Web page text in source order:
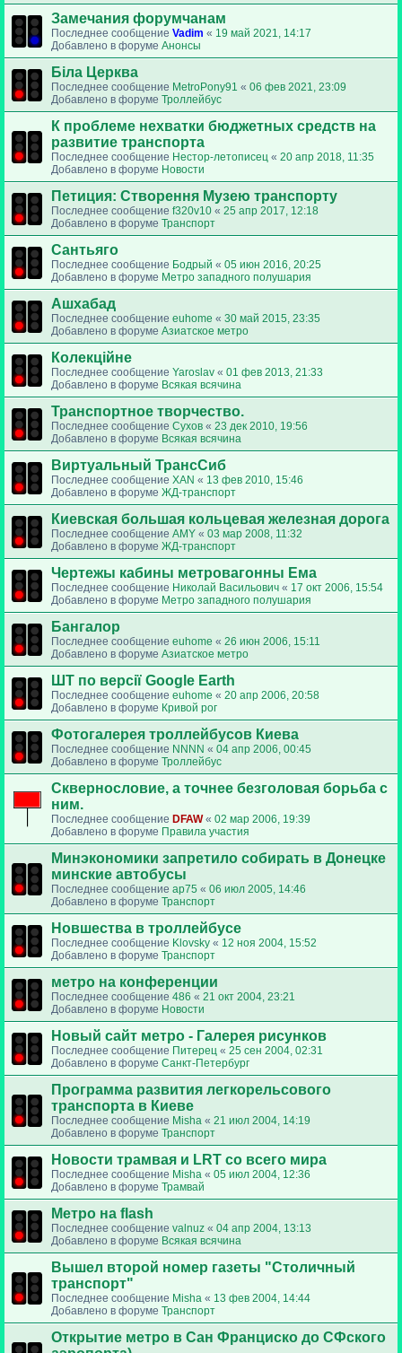
Замечания форумчанам
Последнее сообщение Vadim « 19 май 2021, 14:17
Добавлено в форуме Анонсы
Біла Церква
Последнее сообщение MetroPony91 « 06 фев 2021, 23:09
Добавлено в форуме Троллейбус
К проблеме нехватки бюджетных средств на
развитие транспорта
Последнее сообщение Нестор-летописец « 20 апр 2018, 11:35
Добавлено в форуме Новости
Петиция: Cтворення Музею транспорту
Последнее сообщение f320v10 « 25 апр 2017, 12:18
Добавлено в форуме Транспорт
Сантьяго
Последнее сообщение Бодрый « 05 июн 2016, 20:25
Добавлено в форуме Метро западного полушария
Ашхабад
Последнее сообщение euhome « 30 май 2015, 23:35
Добавлено в форуме Азиатское метро
Колекційне
Последнее сообщение Yaroslav « 01 фев 2013, 21:33
Добавлено в форуме Всякая всячина
Транспортное творчество.
Последнее сообщение Сухов « 23 дек 2010, 19:56
Добавлено в форуме Всякая всячина
Виртуальный ТрансСиб
Последнее сообщение XAN « 13 фев 2010, 15:46
Добавлено в форуме ЖД-транспорт
Киевская большая кольцевая железная дорога
Последнее сообщение AMY « 03 мар 2008, 11:32
Добавлено в форуме ЖД-транспорт
Чертежы кабины метровагонны Ема
Последнее сообщение Николай Васильович « 17 окт 2006, 15:54
Добавлено в форуме Метро западного полушария
Бангалор
Последнее сообщение euhome « 26 июн 2006, 15:11
Добавлено в форуме Азиатское метро
ШТ по версії Google Earth
Последнее сообщение euhome « 20 апр 2006, 20:58
Добавлено в форуме Кривой рог
Фотогалерея троллейбусов Киева
Последнее сообщение NNNN « 04 апр 2006, 00:45
Добавлено в форуме Троллейбус
Сквернословие, а точнее безголовая борьба с
ним.
Последнее сообщение DFAW« 02 мар 2006, 19:39
Добавлено в форуме Правила участия
Минэкономики запретило собирать в Донецке
минские автобусы
Последнее сообщение ap75 « 06 июл 2005, 14:46
Добавлено в форуме Транспорт
Новшества в троллейбусе
Последнее сообщение Klovsky « 12 ноя 2004, 15:52
Добавлено в форуме Транспорт
метро на конференции
Последнее сообщение 486 « 21 окт 2004, 23:21
Добавлено в форуме Новости
Новый сайт метро - Галерея рисунков
Последнее сообщение Питерец « 25 сен 2004, 02:31
Добавлено в форуме Санкт-Петербург
Программа развития легкорельсового
транспорта в Киеве
Последнее сообщение Misha « 21 июл 2004, 14:19
Добавлено в форуме Транспорт
Новости трамвая и LRT со всего мира
Последнее сообщение Misha « 05 июл 2004, 12:36
Добавлено в форуме Трамвай
Метро на flash
Последнее сообщение valnuz « 04 апр 2004, 13:13
Добавлено в форуме Всякая всячина
Вышел второй номер газеты "Столичный
транспорт"
Последнее сообщение Misha « 13 фев 2004, 14:44
Добавлено в форуме Транспорт
Открытие метро в Сан Франциско до СФского